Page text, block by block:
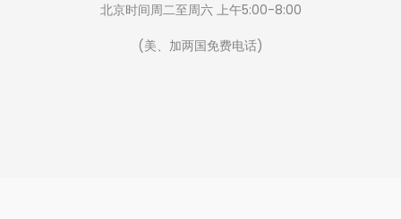
北京时间周二至周六 上午5:00-8:00
(美、加两国免费电话)